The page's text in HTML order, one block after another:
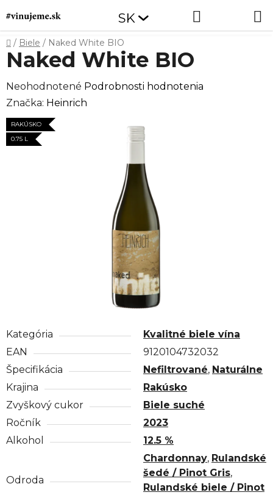
na
obsah
SK
Domov
/ Biele / Naked White BIO
Kategória
Kvalitné biele vína
EAN
9120104732032
Špecifikácia
Nefiltrované, Naturálne
Krajina
Rakúsko
Zvyškový cukor
Biele suché
Ročník
2023
Alkohol
12.5 %
Odroda
Chardonnay, Rulandské
šedé / Pinot Gris,
Rulandské biele / Pinot
Naked White BIO
Priemerné
hodnotenie
produktu
je
Neohodnotené Podrobnosti hodnotenia
Značka: Heinrich
RAKÚSKO
0.75 L